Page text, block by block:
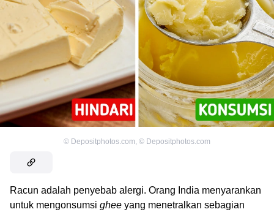
© Depositphotos.com, © Depositphotos.com
Racun adalah penyebab alergi. Orang India menyarankan
untuk mengonsumsi ghee yang menetralkan sebagian